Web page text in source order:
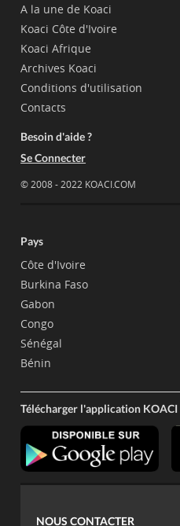
A la une de Koaci
Koaci Côte d'Ivoire
Koaci Afrique
Archives Koaci
Conditions d'utilisation
Contacts
Besoin d'aide ?
Se Connecter
© 2008 - 2022 KOACI.COM
Pays
Côte d'Ivoire
Burkina Faso
Gabon
Congo
Sénégal
Bénin
Télécharger l'application KOACI
NOUS CONTACTER